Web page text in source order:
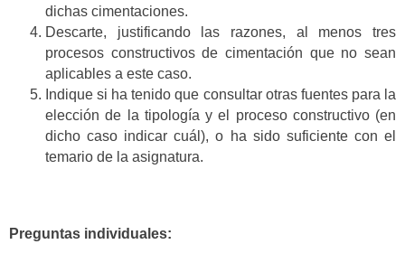
dichas cimentaciones.
Descarte, justificando las razones, al menos tres
procesos constructivos de cimentación que no sean
aplicables a este caso.
Indique si ha tenido que consultar otras fuentes para la
elección de la tipología y el proceso constructivo (en
dicho caso indicar cuál), o ha sido suficiente con el
temario de la asignatura.
Preguntas individuales: